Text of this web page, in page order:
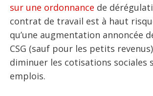
sur une ordonnance de
contrat de travail est à haut
qu’une augmentation annoncée
CSG (sauf pour les petits
diminuer les cotisations sociales
emplois.